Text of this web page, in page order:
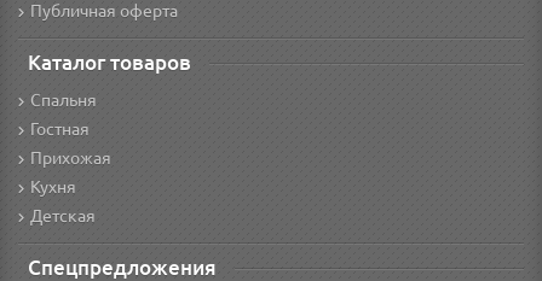
Публичная оферта
Каталог товаров
Спальня
Гостная
Прихожая
Кухня
Детская
Спецпредложения